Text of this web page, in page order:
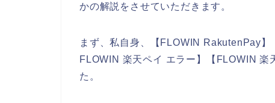
かの解説をさせていただきます。
まず、私自身、【FLOWIN RakutenPay
FLOWIN 楽天ペイ エラー】【FLOWIN
た。